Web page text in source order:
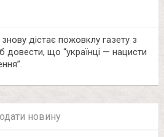
дістає пожовклу газету з
довести, що “українці — нацисти
новину